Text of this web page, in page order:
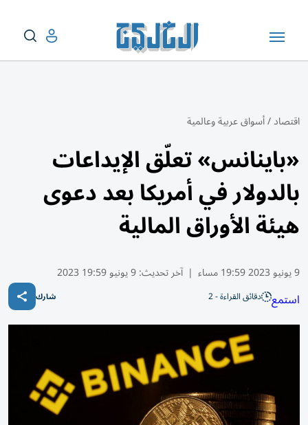
اقتصاد/أسواق عربية وعالمية
«باينانس» تعلّق الإيداعات
بالدولار في أمريكا بعد دعوى
هيئة الأوراق المالية
9 يونيو 2023 19:59 مساء | آخر تحديث:9 يونيو 19:59 2023
استمع دقائق القراءة - 2 شارك